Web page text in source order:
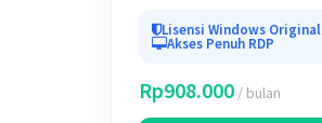
Lisensi Windows Original
Akses Penuh RDP
Rp908.000 / bulan